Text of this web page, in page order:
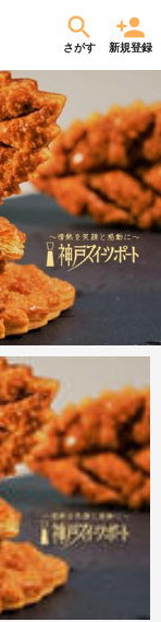
さがす 新規登録